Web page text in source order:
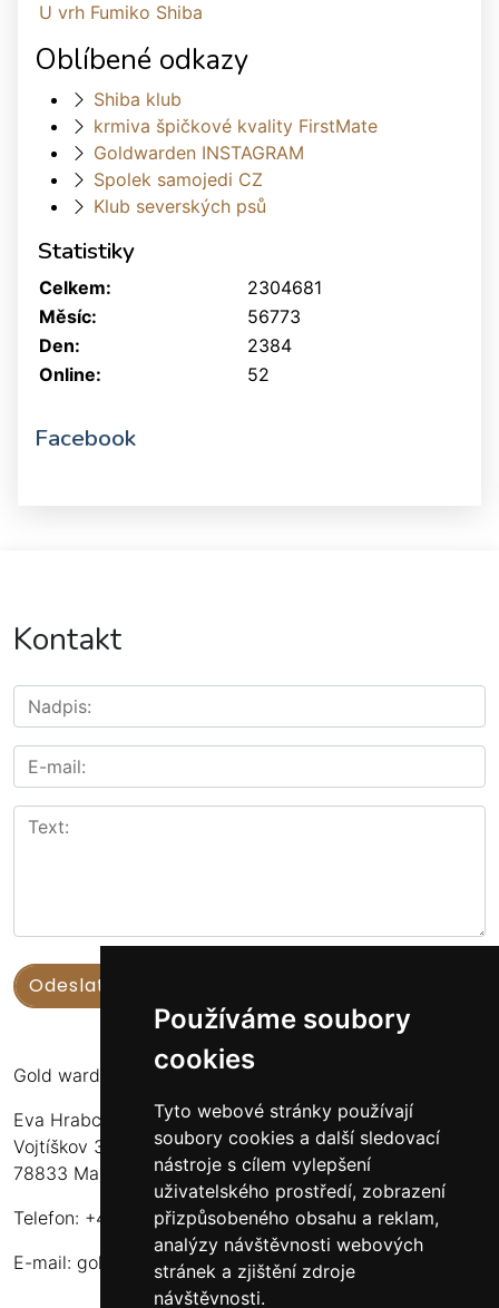
Používáme soubory
cookies
Tyto webové stránky používají
soubory cookies a další sledovací
nástroje s cílem vylepšení
uživatelského prostředí, zobrazení
přizpůsobeného obsahu a reklam,
analýzy návštěvnosti webových
stránek a zjištění zdroje
návštěvnosti.
U vrh Fumiko Shiba
Oblíbené odkazy
Shiba klub
krmiva špičkové kvality FirstMate
Goldwarden INSTAGRAM
Spolek samojedi CZ
Klub severských psů
Statistiky
Online: 52
Celkem:
2304681
Měsíc:
56773
Den:
2384
Facebook
Kontakt
Gold warden
Eva Hrabcová
Vojtíškov 3
78833 Malá Morava
Telefon: +420 777 549 171
E-mail: goldwarden@gmail.com